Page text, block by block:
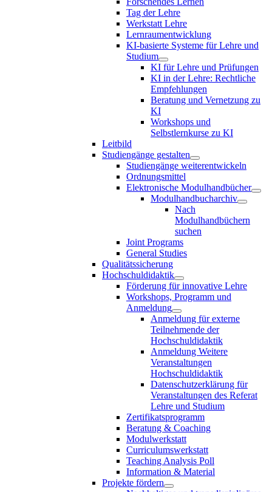
Tag der Lehre
Werkstatt Lehre
Lernraumentwicklung
KI-basierte Systeme für Lehre und
Studium
KI für Lehre und Prüfungen
KI in der Lehre: Rechtliche
Empfehlungen
Beratung und Vernetzung zu
KI
Workshops und
Selbstlernkurse zu KI
Leitbild
Studiengänge gestalten
Studiengänge weiterentwickeln
Ordnungsmittel
Elektronische Modulhandbücher
Modulhandbucharchiv
Nach
Modulhandbüchern
suchen
Joint Programs
General Studies
Qualitätssicherung
Hochschuldidaktik
Förderung für innovative Lehre
Workshops, Programm und
Anmeldung
Anmeldung für externe
Teilnehmende der
Hochschuldidaktik
Anmeldung Weitere
Veranstaltungen
Hochschuldidaktik
Datenschutzerklärung für
Veranstaltungen des Referat
Lehre und Studium
Zertifikatsprogramm
Beratung & Coaching
Modulwerkstatt
Curriculumswerkstatt
Teaching Analysis Poll
Information & Material
Projekte fördern